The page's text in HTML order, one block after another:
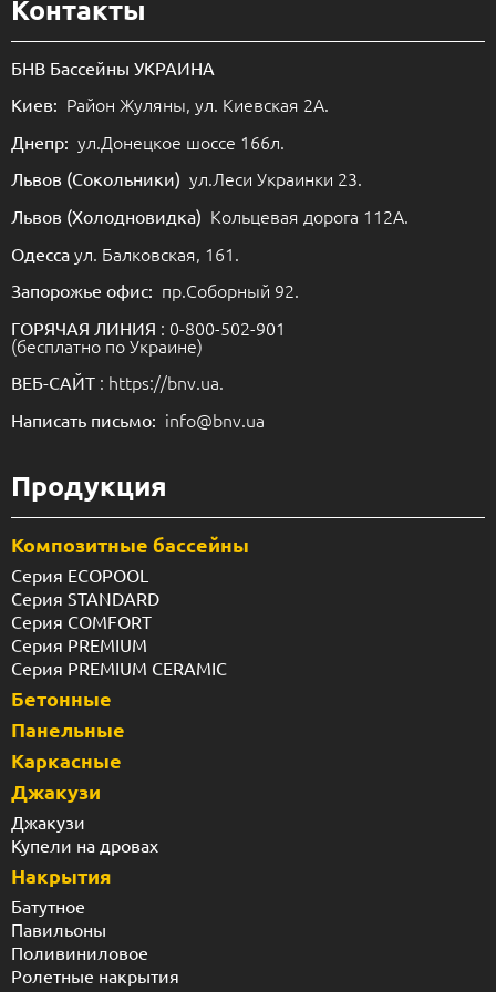
Контакты
БНВ Бассейны УКРАИНА
Киев: Район Жуляны, ул. Киевская 2А.
Днепр: ул.Донецкое шоссе 166л.
Львов (Сокольники) ул.Леси Украинки 23.
Львов (Холодновидка) Кольцевая дорога 112А.
Одесса ул. Балковская, 161.
Запорожье офис: пр.Соборный 92.
ГОРЯЧАЯ ЛИНИЯ : 0-800-502-901
(бесплатно по Украине)
ВЕБ-САЙТ : https://bnv.ua.
Написать письмо: info@bnv.ua
Продукция
Композитные бассейны
Серия ECOPOOL
Серия STANDARD
Серия COMFORT
Серия PREMIUM
Серия PREMIUM CERAMIC
Бетонные
Панельные
Каркасные
Джакузи
Джакузи
Купели на дровах
Накрытия
Батутное
Павильоны
Поливиниловое
Ролетные накрытия